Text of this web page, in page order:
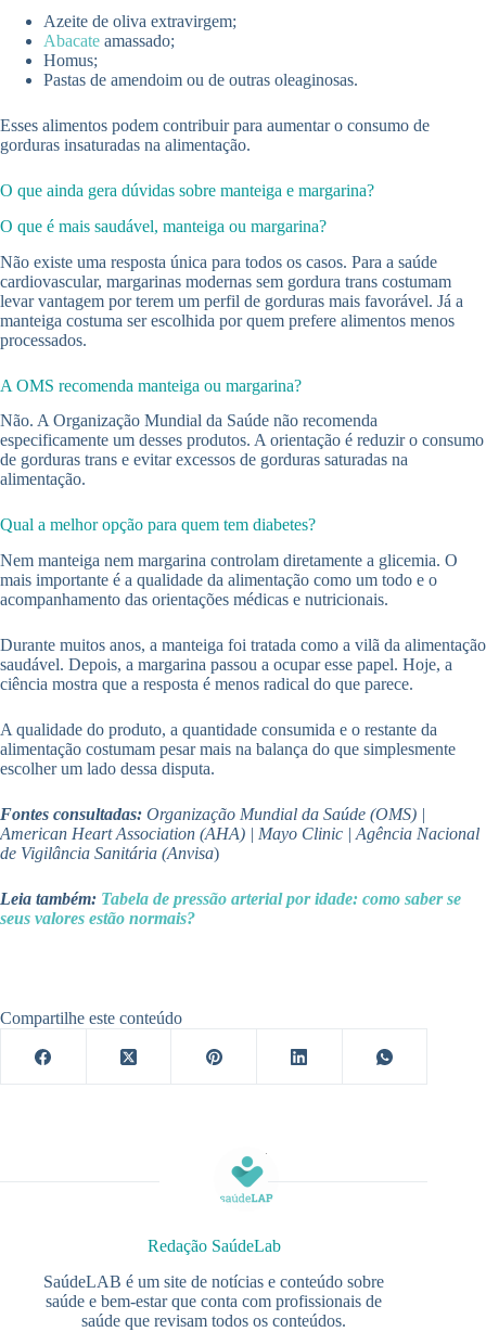
Azeite de oliva extravirgem;
Abacate amassado;
Homus;
Pastas de amendoim ou de outras oleaginosas.
Esses alimentos podem contribuir para aumentar o consumo de
gorduras insaturadas na alimentação.
O que ainda gera dúvidas sobre manteiga e margarina?
O que é mais saudável, manteiga ou margarina?
Não existe uma resposta única para todos os casos. Para a saúde
cardiovascular, margarinas modernas sem gordura trans costumam
levar vantagem por terem um perfil de gorduras mais favorável. Já a
manteiga costuma ser escolhida por quem prefere alimentos menos
processados.
A OMS recomenda manteiga ou margarina?
Não. A Organização Mundial da Saúde não recomenda
especificamente um desses produtos. A orientação é reduzir o consumo
de gorduras trans e evitar excessos de gorduras saturadas na
alimentação.
Qual a melhor opção para quem tem diabetes?
Nem manteiga nem margarina controlam diretamente a glicemia. O
mais importante é a qualidade da alimentação como um todo e o
acompanhamento das orientações médicas e nutricionais.
Durante muitos anos, a manteiga foi tratada como a vilã da alimentação
saudável. Depois, a margarina passou a ocupar esse papel. Hoje, a
ciência mostra que a resposta é menos radical do que parece.
A qualidade do produto, a quantidade consumida e o restante da
alimentação costumam pesar mais na balança do que simplesmente
escolher um lado dessa disputa.
Fontes consultadas: Organização Mundial da Saúde (OMS) |
American Heart Association (AHA) | Mayo Clinic | Agência Nacional
de Vigilância Sanitária (Anvisa)
Leia também: Tabela de pressão arterial por idade: como saber se
seus valores estão normais?
Compartilhe este conteúdo
Redação SaúdeLab
SaúdeLAB é um site de notícias e conteúdo sobre
saúde e bem-estar que conta com profissionais de
saúde que revisam todos os conteúdos.